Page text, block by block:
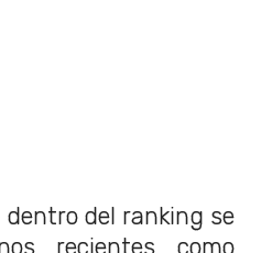
dentro del ranking se
recientes como